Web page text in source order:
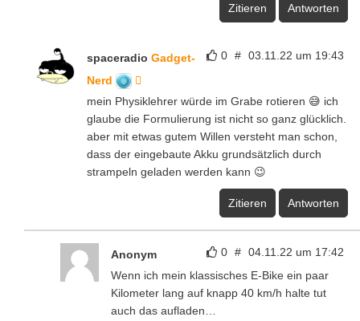
Zitieren Antworten
0 # 03.11.22 um 19:43
spaceradio Gadget-
Nerd
mein Physiklehrer würde im Grabe rotieren 😅 ich
glaube die Formulierung ist nicht so ganz glücklich.
aber mit etwas gutem Willen versteht man schon,
dass der eingebaute Akku grundsätzlich durch
strampeln geladen werden kann 😉
Zitieren Antworten
0 # 04.11.22 um 17:42
Anonym
Wenn ich mein klassisches E-Bike ein paar
Kilometer lang auf knapp 40 km/h halte tut
auch das aufladen…